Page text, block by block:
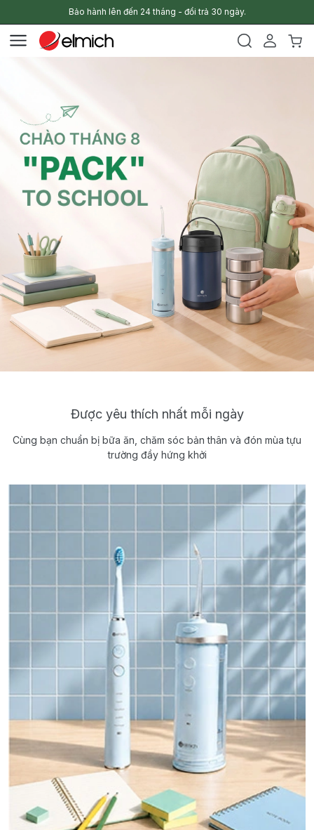
Bảo hành lên đến 24 tháng - đổi trả 30 ngày.
Được yêu thích nhất mỗi ngày
Cùng bạn chuẩn bị bữa ăn, chăm sóc bản thân và đón mùa tựu
trường đầy hứng khởi